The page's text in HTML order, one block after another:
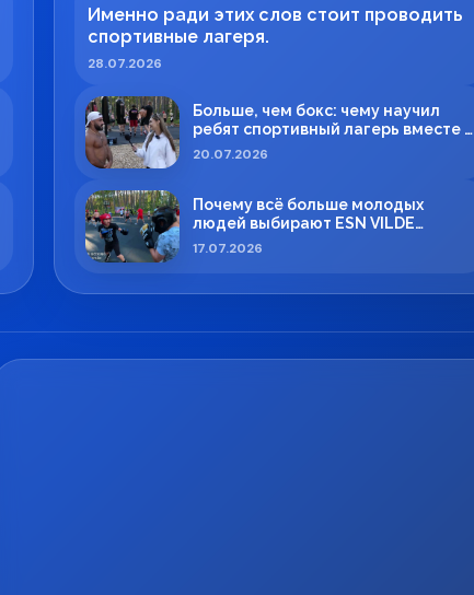
Именно ради этих слов стоит проводить
спортивные лагеря.
28.07.2026
Больше, чем бокс: чему научил
ребят спортивный лагерь вместе с
Максимом Вильде
20.07.2026
Почему всё больше молодых
людей выбирают ESN VILDE
BOXING в Силламяэ?
17.07.2026